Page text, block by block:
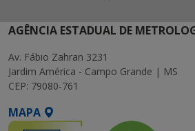
AGÊNCIA ESTADUAL DE
Av. Fábio Zahran 3231
Jardim América - Campo Grande | MS
CEP: 79080-761
MAPA